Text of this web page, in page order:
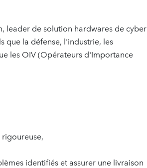
leader de solution hardwares de cyber
que la défense, l'industrie, les
les OIV (Opérateurs d'Importance
identifiés et assurer une livraison